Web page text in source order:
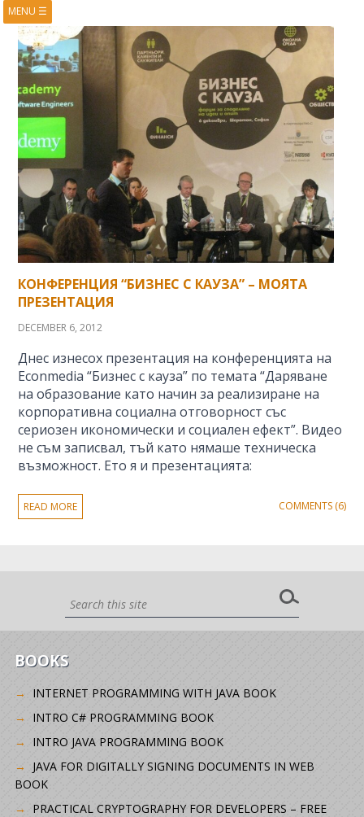
MENU ☰
HOME
ABOUT
BOOKS
COURSES
VIDEOS
PRESENTATIONS
RESEARCH
PUBLICATIONS
RSS FEED
КОНФЕРЕНЦИЯ “БИЗНЕС С КАУЗА” – МОЯТА
ПРЕЗЕНТАЦИЯ
DECEMBER 6, 2012
Днес изнесох презентация на конференцията на
Econmedia “Бизнес с кауза” по темата “Даряване
на образование като начин за реализиране на
корпоративна социална отговорност със
сериозен икономически и социален ефект”. Видео
не съм записвал, тъй като нямаше техническа
възможност. Ето я и презентацията:
READ MORE COMMENTS (6)
BOOKS
INTERNET PROGRAMMING WITH JAVA BOOK
INTRO C# PROGRAMMING BOOK
INTRO JAVA PROGRAMMING BOOK
JAVA FOR DIGITALLY SIGNING DOCUMENTS IN WEB
BOOK
PRACTICAL CRYPTOGRAPHY FOR DEVELOPERS – FREE